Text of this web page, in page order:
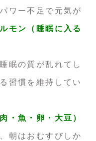
ワー不足で元気が
モン（睡眠に入る
眠の質が乱れてし
習慣を維持してい
・魚・卵・大豆）
朝はおむすびしか